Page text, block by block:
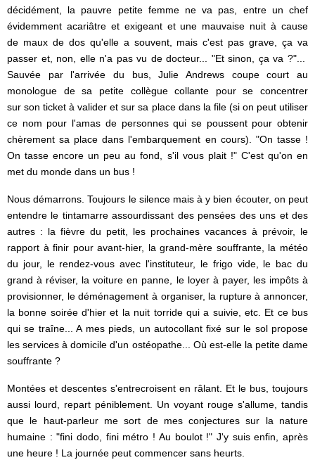
décidément, la pauvre petite femme ne va pas, entre un chef
évidemment acariâtre et exigeant et une mauvaise nuit à cause
de maux de dos qu'elle a souvent, mais c'est pas grave, ça va
passer et, non, elle n'a pas vu de docteur... "Et sinon, ça va ?"...
Sauvée par l'arrivée du bus, Julie Andrews coupe court au
monologue de sa petite collègue collante pour se concentrer
sur son ticket à valider et sur sa place dans la file (si on peut utiliser
ce nom pour l'amas de personnes qui se poussent pour obtenir
chèrement sa place dans l'embarquement en cours). "On tasse !
On tasse encore un peu au fond, s'il vous plait !" C'est qu'on en
met du monde dans un bus !
Nous démarrons. Toujours le silence mais à y bien écouter, on peut
entendre le tintamarre assourdissant des pensées des uns et des
autres : la fièvre du petit, les prochaines vacances à prévoir, le
rapport à finir pour avant-hier, la grand-mère souffrante, la météo
du jour, le rendez-vous avec l'instituteur, le frigo vide, le bac du
grand à réviser, la voiture en panne, le loyer à payer, les impôts à
provisionner, le déménagement à organiser, la rupture à annoncer,
la bonne soirée d'hier et la nuit torride qui a suivie, etc. Et ce bus
qui se traîne... A mes pieds, un autocollant fixé sur le sol propose
les services à domicile d'un ostéopathe... Où est-elle la petite dame
souffrante ?
Montées et descentes s'entrecroisent en râlant. Et le bus, toujours
aussi lourd, repart péniblement. Un voyant rouge s'allume, tandis
que le haut-parleur me sort de mes conjectures sur la nature
humaine : "fini dodo, fini métro ! Au boulot !" J'y suis enfin, après
une heure ! La journée peut commencer sans heurts.